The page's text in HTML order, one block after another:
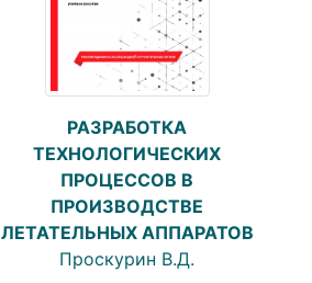
РАЗРАБОТКА
ТЕХНОЛОГИЧЕСКИХ
ПРОЦЕССОВ В
ПРОИЗВОДСТВЕ
ЛЕТАТЕЛЬНЫХ АППАРАТОВ
Проскурин В.Д.